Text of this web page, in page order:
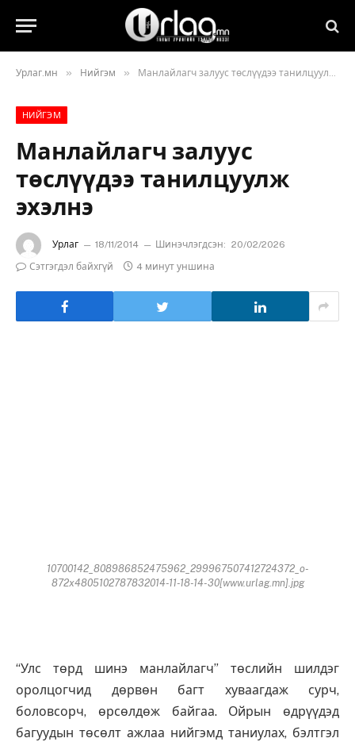
Урлаг.мн » Нийгэм » Манлайлагч залуус төслүүдээ танилцуулж эхэлнэ
НИЙГЭМ
Манлайлагч залуус
төслүүдээ танилцуулж
эхэлнэ
Урлаг 18/11/2014 Шинэчлэгдсэн: 20/02/2026
Сэтгэгдэл байхгүй
4 минут уншина
10700142_808986852475962_299967507412724372_o-
872x4805102787832014-11-18-14-30[www.urlag.mn].jpg
“Улс төрд шинэ манлайлагч” төслийн шилдэг
оролцогчид дөрвөн багт хуваагдаж сурч,
боловсорч, өрсөлдөж байгаа. Ойрын өдрүүдэд
багуудын төсөлт ажлаа нийгэмд таниулах, бэлтгэл